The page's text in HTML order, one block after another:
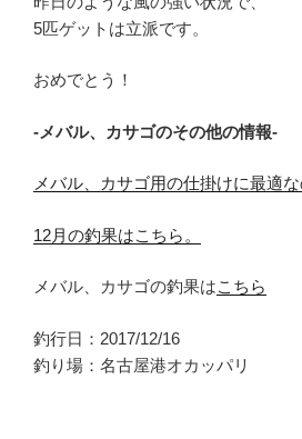
5匹ゲットは立派です。
おめでとう！
-メバル、カサゴのその他の情報-
メバル、カサゴ用の仕掛けに最適な
12月の釣果はこちら。
メバル、カサゴの釣果はこちら
釣行日：2017/12/16
釣り場：名古屋港オカッパリ